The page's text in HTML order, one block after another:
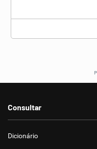
Consultar
Dicionário